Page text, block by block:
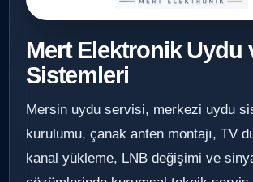
Mert Elektronik Uydu
Sistemleri
Mersin uydu servisi, merkezi uydu
kurulumu, çanak anten montajı, TV
kanal yükleme, LNB değişimi ve